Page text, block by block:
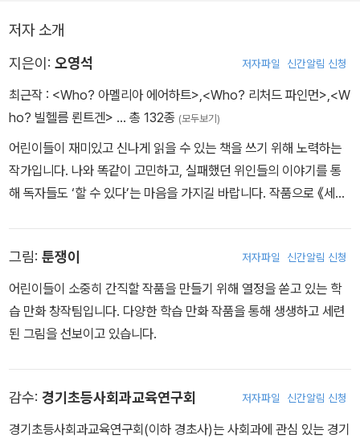
저자 소개
지은이: 오영석 저자파일 신간알림 신청
최근작 : <Who? 아멜리아 에어하트> <Who? 리처드 파인먼> <W
ho? 빌헬름 뢴트겐> … 총 132종 (모두보기)
어린이들이 재미있고 신나게 읽을 수 있는 책을 쓰기 위해 노력하는
작가입니다. 나와 똑같이 고민하고, 실패했던 위인들의 이야기를 통
해 독자들도 ‘할 수 있다’는 마음을 가지길 바랍니다. 작품으로 《세계
그림: 툰쟁이 저자파일 신간알림 신청
어린이들이 소중히 간직할 작품을 만들기 위해 열정을 쏟고 있는 학
습 만화 창작팀입니다. 다양한 학습 만화 작품을 통해 생생하고 세련
된 그림을 선보이고 있습니다.
감수: 경기초등사회과교육연구회 저자파일 신간알림 신청
경기초등사회과교육연구회(이하 경초사)는 사회과에 관심 있는 경기